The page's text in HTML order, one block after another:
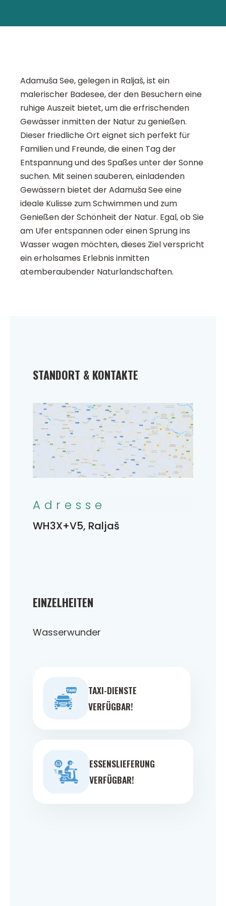
Adamuša See, gelegen in Raljaš, ist ein
malerischer Badesee, der den Besuchern eine
ruhige Auszeit bietet, um die erfrischenden
Gewässer inmitten der Natur zu genießen.
Dieser friedliche Ort eignet sich perfekt für
Familien und Freunde, die einen Tag der
Entspannung und des Spaßes unter der Sonne
suchen. Mit seinen sauberen, einladenden
Gewässern bietet der Adamuša See eine
ideale Kulisse zum Schwimmen und zum
Genießen der Schönheit der Natur. Egal, ob Sie
am Ufer entspannen oder einen Sprung ins
Wasser wagen möchten, dieses Ziel verspricht
ein erholsames Erlebnis inmitten
atemberaubender Naturlandschaften.
EINZELHEITEN
Wasserwunder
TAXI-DIENSTE
VERFÜGBAR!
ESSENSLIEFERUNG
VERFÜGBAR!
STANDORT & KONTAKTE
Adresse
WH3X+V5, Raljaš